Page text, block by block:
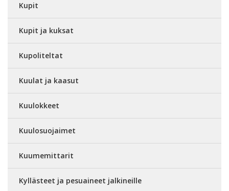
Kupit
Kupit ja kuksat
Kupoliteltat
Kuulat ja kaasut
Kuulokkeet
Kuulosuojaimet
Kuumemittarit
Kyllästeet ja pesuaineet jalkineille